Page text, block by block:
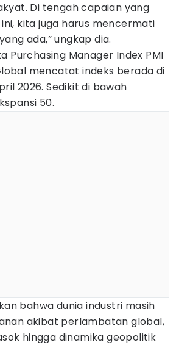
Di tengah capaian yang
kita juga harus mencermati
ada,” ungkap dia.
Purchasing Manager Index PMI
mencatat indeks berada di
2026. Sedikit di bawah
50.
bahwa dunia industri masih
akibat perlambatan global,
hingga dinamika geopolitik